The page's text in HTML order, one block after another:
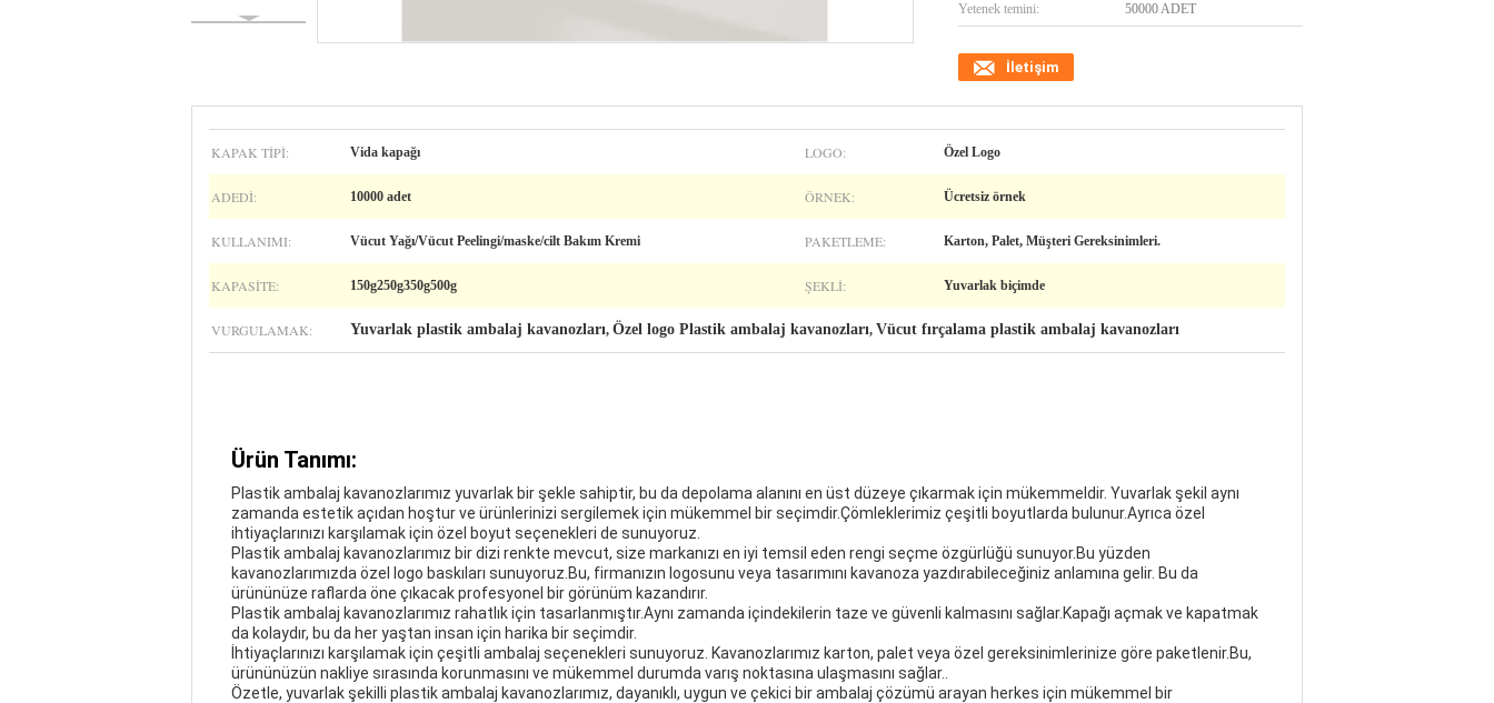
Yetenek temini: 50000 ADET
İletişim
KAPAK TIPI: Vida kapağı LOGO: Özel Logo
ADEDI: 10000 adet ÖRNEK: Ücretsiz örnek
KULLANIMI: Vücut Yağı/Vücut Peelingi/maske/cilt Bakım Kremi PAKETLEME: Karton, Palet, Müşteri Gereksinimleri.
KAPASITE: 150g250g350g500g ŞEKLI: Yuvarlak biçimde
VURGULAMAK: Yuvarlak plastik ambalaj kavanozları, Özel logo Plastik ambalaj kavanozları, Vücut fırçalama plastik ambalaj kavanozları
Ürün Tanımı:
Plastik ambalaj kavanozlarımız yuvarlak bir şekle sahiptir, bu da depolama alanını en üst düzeye çıkarmak için mükemmeldir. Yuvarlak şekil aynı
zamanda estetik açıdan hoştur ve ürünlerinizi sergilemek için mükemmel bir seçimdir.Çömleklerimiz çeşitli boyutlarda bulunur.Ayrıca özel
ihtiyaçlarınızı karşılamak için özel boyut seçenekleri de sunuyoruz.
Plastik ambalaj kavanozlarımız bir dizi renkte mevcut, size markanızı en iyi temsil eden rengi seçme özgürlüğü sunuyor.Bu yüzden
kavanozlarımızda özel logo baskıları sunuyoruz.Bu, firmanızın logosunu veya tasarımını kavanoza yazdırabileceğiniz anlamına gelir. Bu da
ürününüze raflarda öne çıkacak profesyonel bir görünüm kazandırır.
Plastik ambalaj kavanozlarımız rahatlık için tasarlanmıştır.Aynı zamanda içindekilerin taze ve güvenli kalmasını sağlar.Kapağı açmak ve kapatmak
da kolaydır, bu da her yaştan insan için harika bir seçimdir.
İhtiyaçlarınızı karşılamak için çeşitli ambalaj seçenekleri sunuyoruz. Kavanozlarımız karton, palet veya özel gereksinimlerinize göre paketlenir.Bu,
ürününüzün nakliye sırasında korunmasını ve mükemmel durumda varış noktasına ulaşmasını sağlar..
Özetle, yuvarlak şekilli plastik ambalaj kavanozlarımız, dayanıklı, uygun ve çekici bir ambalaj çözümü arayan herkes için mükemmel bir